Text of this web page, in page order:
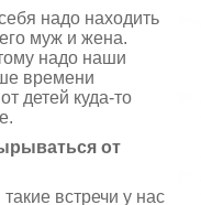
надо находить
муж и жена.
надо наши
времени
детей куда-то
от
встречи у нас